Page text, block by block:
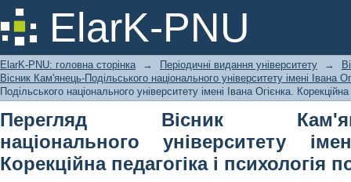
ElarK-PNU
Перегляд Вісник Кам'янець-
Івана Огієнка. Корекційна
ElarK-PNU: головна сторінка → Періодичні видання університету →
Вісник Кам'янець-Подільського національного університету імені Івана
Подільського національного університету імені Івана Огієнка.
Перегляд Вісник
національного університету
Корекційна педагогіка і психологія